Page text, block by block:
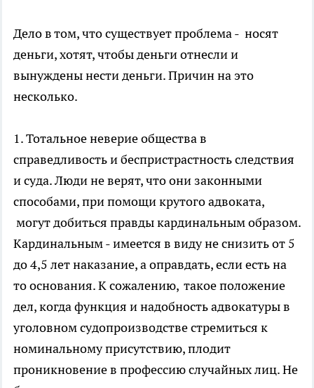
Дело в том, что существует проблема - носят
деньги, хотят, чтобы деньги отнесли и
вынуждены нести деньги. Причин на это
несколько.
1. Тотальное неверие общества в
справедливость и беспристрастность следствия
и суда. Люди не верят, что они законными
способами, при помощи крутого адвоката,
могут добиться правды кардинальным образом.
Кардинальным - имеется в виду не снизить от 5
до 4,5 лет наказание, а оправдать, если есть на
то основания. К сожалению, такое положение
дел, когда функция и надобность адвокатуры в
уголовном судопроизводстве стремиться к
номинальному присутствию, плодит
проникновение в профессию случайных лиц. Не